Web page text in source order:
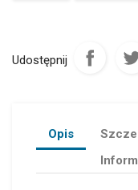
Udostępnij
Opis